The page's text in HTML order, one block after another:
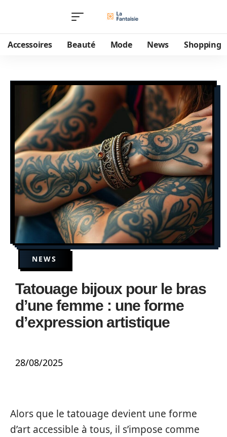
Accessoires Beauté Mode News Shopping
NEWS
Tatouage bijoux pour le bras
d’une femme : une forme
d’expression artistique
28/08/2025
Alors que le tatouage devient une forme
d’art accessible à tous, il s’impose comme